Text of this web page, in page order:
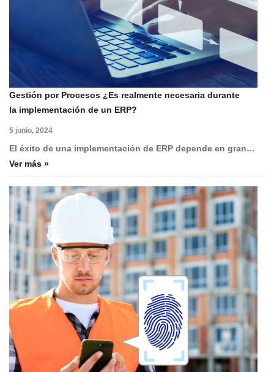
Gestión por Procesos ¿Es realmente necesaria durante
la implementación de un ERP?
5 junio, 2024
El éxito de una implementación de ERP depende en gran…
Ver más »